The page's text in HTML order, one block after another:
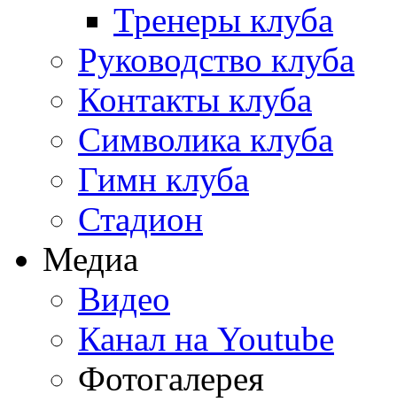
Тренеры клуба
Руководство клуба
Контакты клуба
Символика клуба
Гимн клуба
Стадион
Медиа
Видео
Канал на Youtube
Фотогалерея